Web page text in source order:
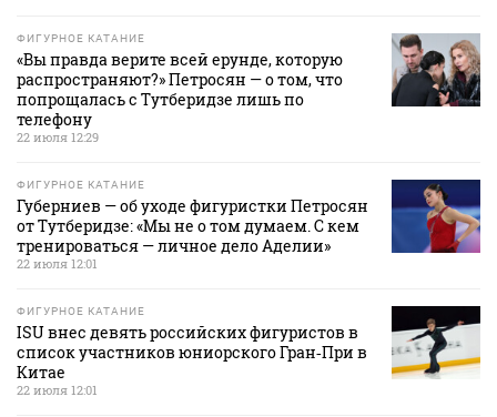
ФИГУРНОЕ КАТАНИЕ
«Вы правда верите всей ерунде, которую
распространяют?» Петросян — о том, что
попрощалась с Тутберидзе лишь по
телефону
22 июля 12:29
ФИГУРНОЕ КАТАНИЕ
Губерниев — об уходе фигуристки Петросян
от Тутберидзе: «Мы не о том думаем. С кем
тренироваться — личное дело Аделии»
22 июля 12:01
ФИГУРНОЕ КАТАНИЕ
ISU внес девять российских фигуристов в
список участников юниорского Гран‑При в
Китае
22 июля 12:01